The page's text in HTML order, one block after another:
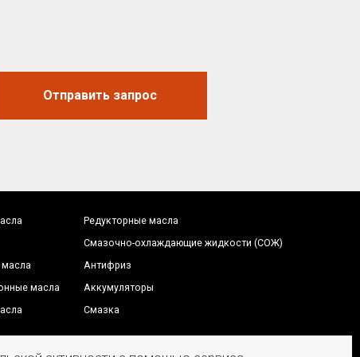
Отправить запрос